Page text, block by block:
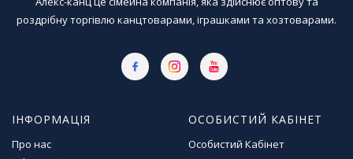
роздрібну торгівлю канцтоварами, іграшками та хозтоварами.
ІНФОРМАЦІЯ
Про нас
ОСОБИСТИЙ КАБІНЕТ
Особистий Кабінет